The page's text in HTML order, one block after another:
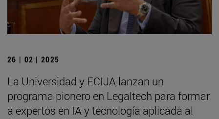
26 | 02 | 2025
La Universidad y ECIJA lanzan un
programa pionero en Legaltech para formar
a expertos en IA y tecnología aplicada al